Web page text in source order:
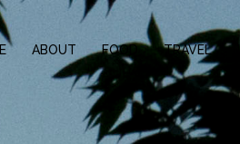
ABOUT FOOD TRAVEL